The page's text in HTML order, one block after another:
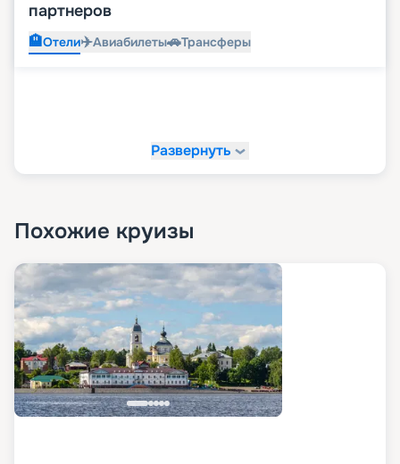
партнеров
🏨Отели✈️Авиабилеты🚗Трансферы
Развернуть
Похожие круизы